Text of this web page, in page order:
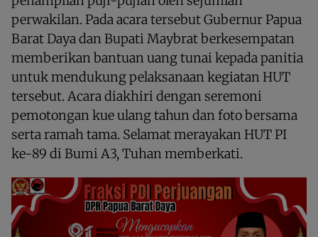
perwakilan. Pada acara tersebut Gubernur Papua
Barat Daya dan Bupati Maybrat berkesempatan
memberikan bantuan uang tunai kepada panitia
untuk mendukung pelaksanaan kegiatan HUT
tersebut. Acara diakhiri dengan seremoni
pemotongan kue ulang tahun dan foto bersama
serta ramah tama. Selamat merayakan HUT PI
ke-89 di Bumi A3, Tuhan memberkati.